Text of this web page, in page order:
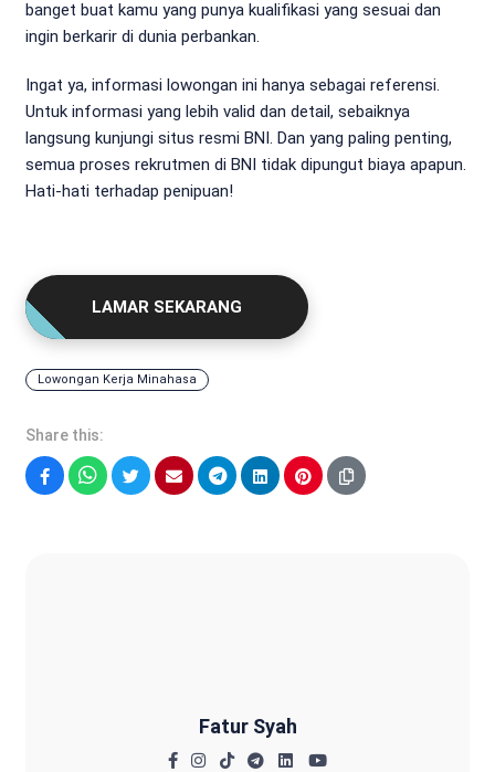
banget buat kamu yang punya kualifikasi yang sesuai dan
ingin berkarir di dunia perbankan.
Ingat ya, informasi lowongan ini hanya sebagai referensi.
Untuk informasi yang lebih valid dan detail, sebaiknya
langsung kunjungi situs resmi BNI. Dan yang paling penting,
semua proses rekrutmen di BNI tidak dipungut biaya apapun.
Hati-hati terhadap penipuan!
LAMAR SEKARANG
Lowongan Kerja Minahasa
Share this:
Fatur Syah